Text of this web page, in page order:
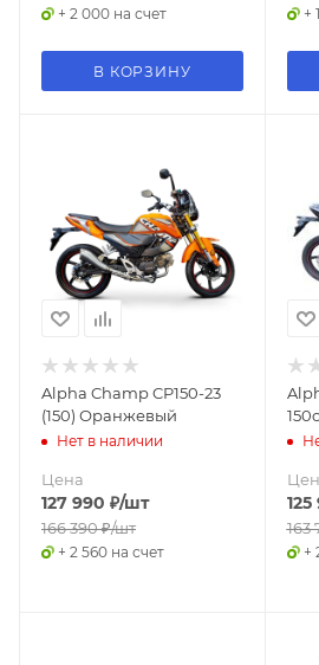
+ 2 000 на счет
В КОРЗИНУ
+
Alpha Champ CP150-23
(150) Оранжевый
Нет в наличии
Цена
127 990 ₽/шт
166 390₽/шт
+ 2 560 на счет
163
+